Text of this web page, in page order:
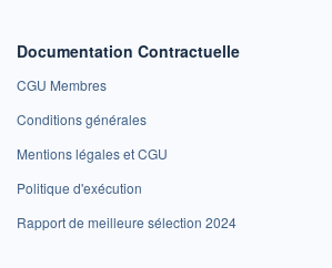
Documentation Contractuelle
CGU Membres
Conditions générales
Mentions légales et CGU
Politique d'exécution
Rapport de meilleure sélection 2024